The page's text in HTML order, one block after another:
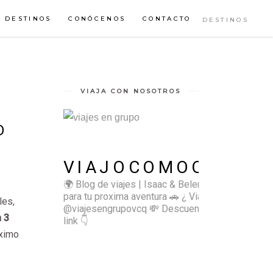
DESTINOS CONÓCENOS CONTACTO DESTINOS
3
VIAJA CON NOSOTROS
VIAJOCOMOQUIERO
🌍 Blog de viajes | Isaac & Belen
para tu proxima aventura 🚗 ¿ Viajas sol@? 👉🏻
@viajesengrupovcq 💸 Descuentos y tips en el
link 👇